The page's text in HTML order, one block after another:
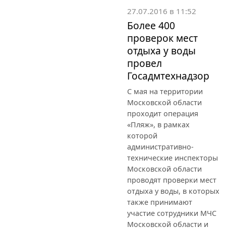
27.07.2016 в 11:52
Более 400
проверок мест
отдыха у воды
провел
Госадмтехнадзор
С мая на территории
Московской области
проходит операция
«Пляж», в рамках
которой
административно-
технические инспекторы
Московской области
проводят проверки мест
отдыха у воды, в которых
также принимают
участие сотрудники МЧС
Московской области и